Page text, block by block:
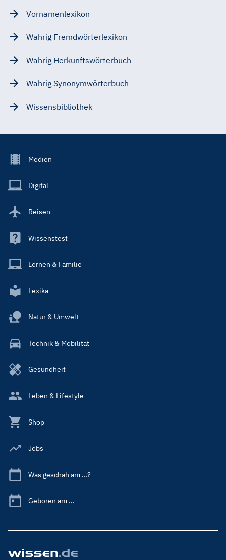
Vornamenlexikon
Wahrig Fremdwörterlexikon
Wahrig Herkunftswörterbuch
Wahrig Synonymwörterbuch
Wissensbibliothek
Footer
Main
Medien
Digital
Reisen
Wissenstest
Lernen & Familie
Lexika
Natur & Umwelt
Technik & Mobilität
Gesundheit
Leben & Lifestyle
Shop
Jobs
Was geschah am ...?
Geboren am ...